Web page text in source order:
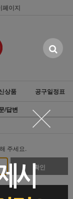
페이지
상품
공구일정표
/답변
주세요.
확인